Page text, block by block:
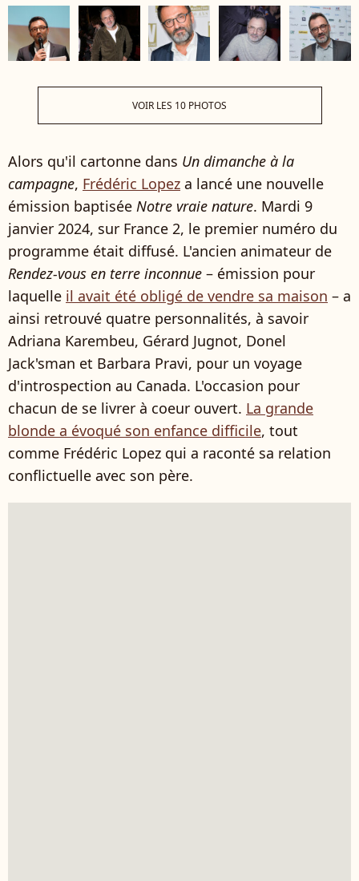
VOIR LES 10 PHOTOS
Alors qu'il cartonne dans Un dimanche à la
campagne, Frédéric Lopez a lancé une nouvelle
émission baptisée Notre vraie nature. Mardi 9
janvier 2024, sur France 2, le premier numéro du
programme était diffusé. L'ancien animateur de
Rendez-vous en terre inconnue – émission pour
laquelle il avait été obligé de vendre sa maison – a
ainsi retrouvé quatre personnalités, à savoir
Adriana Karembeu, Gérard Jugnot, Donel
Jack'sman et Barbara Pravi, pour un voyage
d'introspection au Canada. L'occasion pour
chacun de se livrer à coeur ouvert. La grande
blonde a évoqué son enfance difficile, tout
comme Frédéric Lopez qui a raconté sa relation
conflictuelle avec son père.